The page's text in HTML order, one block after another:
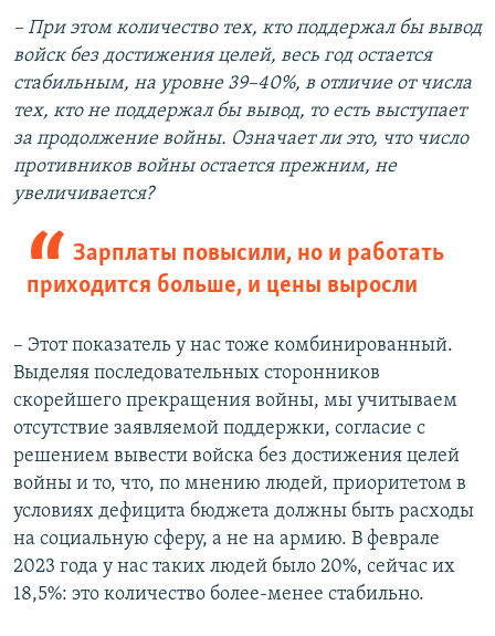
– При этом количество тех, кто поддержал бы вывод
войск без достижения целей, весь год остается
стабильным, на уровне 39–40%, в отличие от числа
тех, кто не поддержал бы вывод, то есть выступает
за продолжение войны. Означает ли это, что число
противников войны остается прежним, не
увеличивается?
Зарплаты повысили, но и работать
приходится больше, и цены выросли
– Этот показатель у нас тоже комбинированный.
Выделяя последовательных сторонников
скорейшего прекращения войны, мы учитываем
отсутствие заявляемой поддержки, согласие с
решением вывести войска без достижения целей
войны и то, что, по мнению людей, приоритетом в
условиях дефицита бюджета должны быть расходы
на социальную сферу, а не на армию. В феврале
2023 года у нас таких людей было 20%, сейчас их
18,5%: это количество более-менее стабильно.